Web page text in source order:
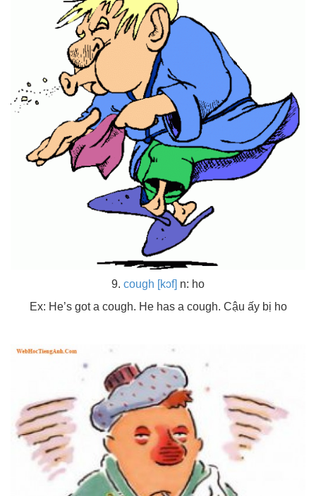
9. cough [kɔf] n: ho
Ex: He’s got a cough. He has a cough. Cậu ấy bị ho